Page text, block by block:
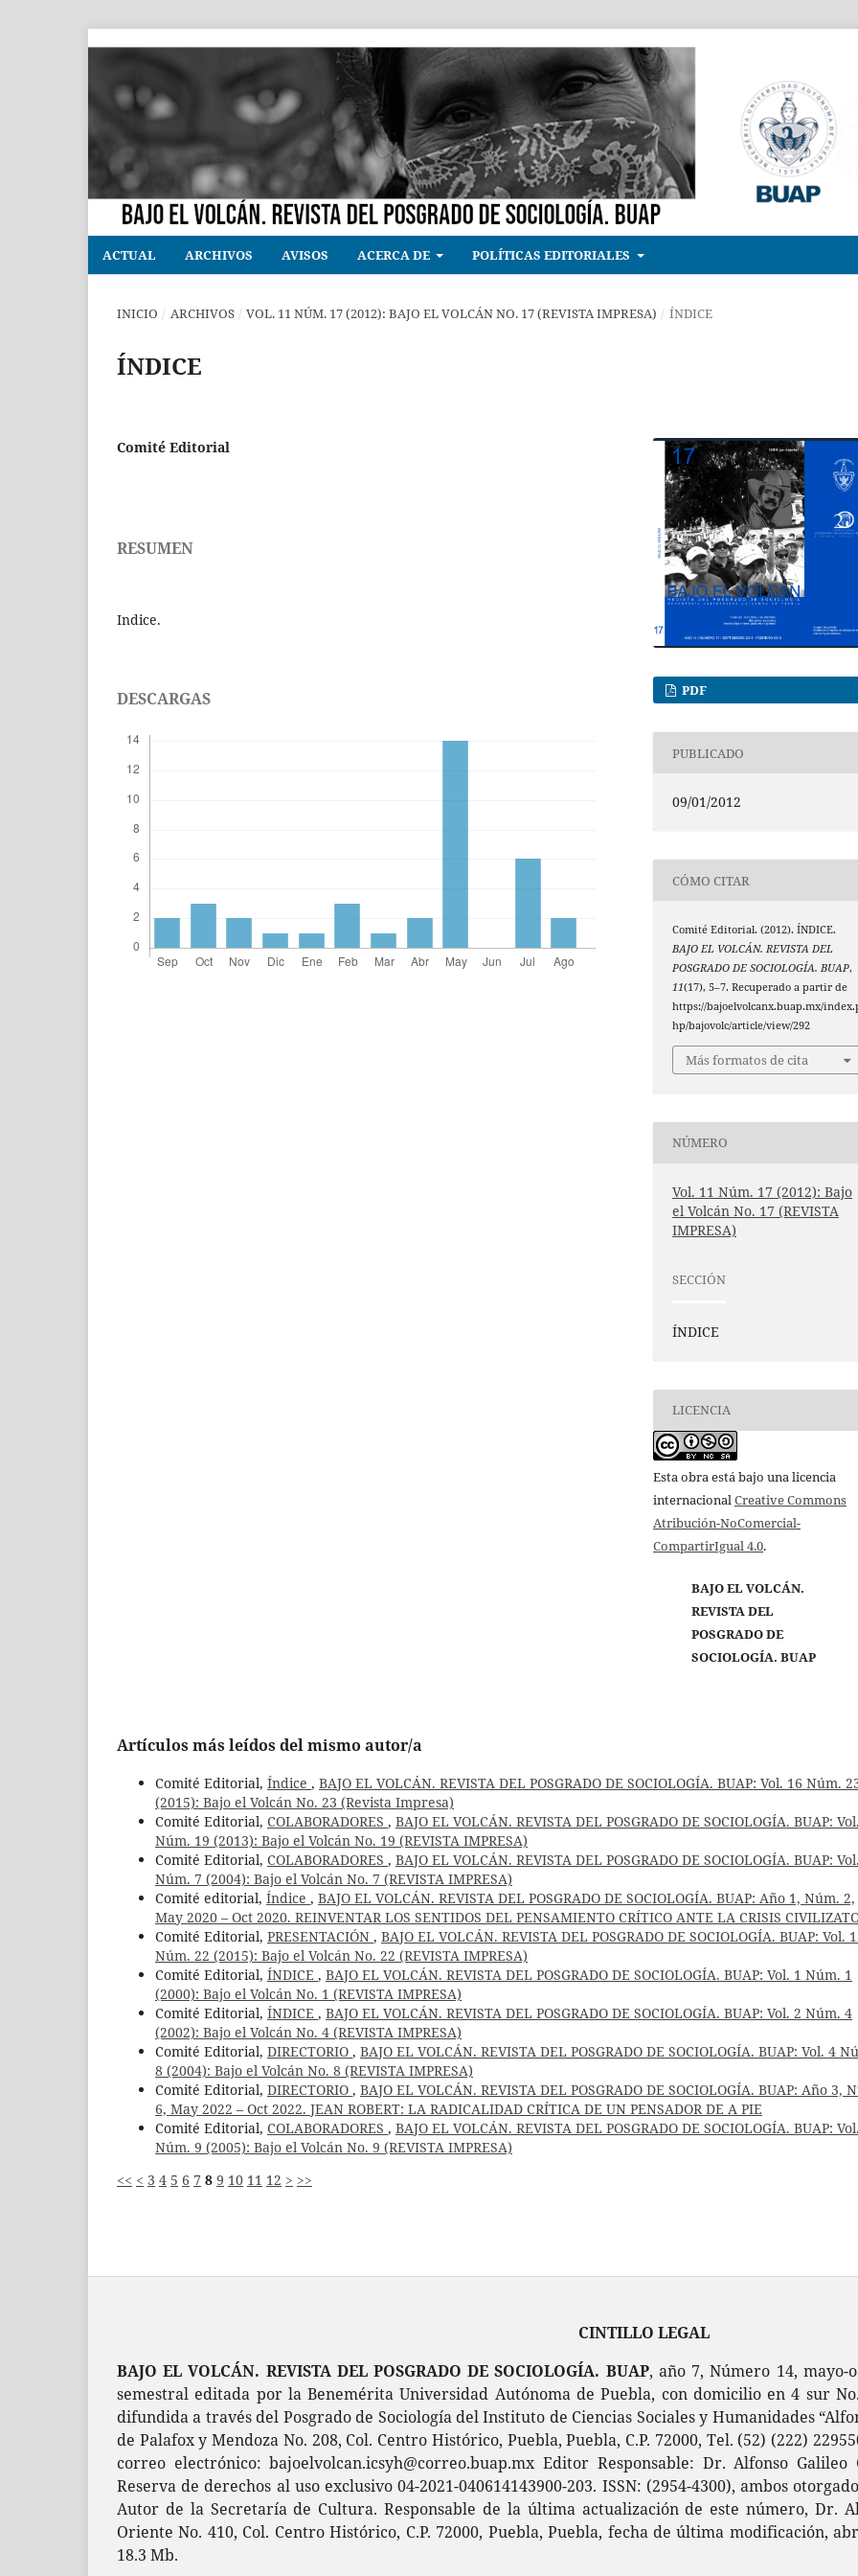
ACTUAL ARCHIVOS AVISOS ACERCA DE POLÍTICAS EDITORIALES
INICIO / ARCHIVOS / VOL. 11 NÚM. 17 (2012): BAJO EL VOLCÁN NO. 17 (REVISTA IMPRESA) / ÍNDICE
ÍNDICE
Comité Editorial
RESUMEN
Indice.
DESCARGAS PDF
PUBLICADO
09/01/2012
CÓMO CITAR
Comité Editorial. (2012). ÍNDICE.
BAJO EL VOLCÁN. REVISTA DEL
POSGRADO DE SOCIOLOGÍA. BUAP,
11(17), 5–7. Recuperado a partir de
https://bajoelvolcanx.buap.mx/
hp/bajovolc/article/view/292
Más formatos de cita
NÚMERO
Vol. 11 Núm. 17 (2012): Bajo
el Volcán No. 17 (REVISTA
IMPRESA)
SECCIÓN
ÍNDICE
LICENCIA
Esta obra está bajo una licencia
internacionalCreative Commons
Atribución-NoComercial-
CompartirIgual 4.0.
BAJO EL VOLCÁN.
REVISTA DEL
POSGRADO DE
SOCIOLOGÍA. BUAP
Artículos más leídos del mismo autor/a
Comité Editorial, Índice , BAJO EL VOLCÁN. REVISTA DEL POSGRADO DE SOCIOLOGÍA. BUAP: Vol. 16 Núm.
(2015): Bajo el Volcán No. 23 (Revista Impresa)
Comité Editorial, COLABORADORES , BAJO EL VOLCÁN. REVISTA DEL POSGRADO DE SOCIOLOGÍA. BUAP:
Núm. 19 (2013): Bajo el Volcán No. 19 (REVISTA IMPRESA)
Comité Editorial, COLABORADORES , BAJO EL VOLCÁN. REVISTA DEL POSGRADO DE SOCIOLOGÍA. BUAP:
Núm. 7 (2004): Bajo el Volcán No. 7 (REVISTA IMPRESA)
Comité editorial, Índice , BAJO EL VOLCÁN. REVISTA DEL POSGRADO DE SOCIOLOGÍA. BUAP: Año 1, Núm. 2,
May 2020 – Oct 2020. REINVENTAR LOS SENTIDOS DEL PENSAMIENTO CRÍTICO ANTE LA CRISIS
Comité Editorial, PRESENTACIÓN , BAJO EL VOLCÁN. REVISTA DEL POSGRADO DE SOCIOLOGÍA. BUAP: Vol.
Núm. 22 (2015): Bajo el Volcán No. 22 (REVISTA IMPRESA)
Comité Editorial, ÍNDICE , BAJO EL VOLCÁN. REVISTA DEL POSGRADO DE SOCIOLOGÍA. BUAP: Vol. 1 Núm. 1
(2000): Bajo el Volcán No. 1 (REVISTA IMPRESA)
Comité Editorial, ÍNDICE , BAJO EL VOLCÁN. REVISTA DEL POSGRADO DE SOCIOLOGÍA. BUAP: Vol. 2 Núm. 4
(2002): Bajo el Volcán No. 4 (REVISTA IMPRESA)
Comité Editorial, DIRECTORIO , BAJO EL VOLCÁN. REVISTA DEL POSGRADO DE SOCIOLOGÍA. BUAP: Vol. 4
8 (2004): Bajo el Volcán No. 8 (REVISTA IMPRESA)
Comité Editorial, DIRECTORIO , BAJO EL VOLCÁN. REVISTA DEL POSGRADO DE SOCIOLOGÍA. BUAP: Año 3,
6, May 2022 – Oct 2022. JEAN ROBERT: LA RADICALIDAD CRÍTICA DE UN PENSADOR DE A PIE
Comité Editorial, COLABORADORES , BAJO EL VOLCÁN. REVISTA DEL POSGRADO DE SOCIOLOGÍA. BUAP:
Núm. 9 (2005): Bajo el Volcán No. 9 (REVISTA IMPRESA)
<< < 3 4 5 6 7 8 9 10 11 12 > >>
CINTILLO LEGAL
BAJO EL VOLCÁN. REVISTA DEL POSGRADO DE SOCIOLOGÍA. BUAP, año 7, Número 14,
semestral editada por la Benemérita Universidad Autónoma de Puebla, con domicilio en 4 sur No.
difundida a través del Posgrado de Sociología del Instituto de Ciencias Sociales y Humanidades
de Palafox y Mendoza No. 208, Col. Centro Histórico, Puebla, Puebla, C.P. 72000, Tel. (52) (222)
correo electrónico: bajoelvolcan.icsyh@correo.buap.mx Editor Responsable: Dr. Alfonso Galileo
Reserva de derechos al uso exclusivo 04-2021-040614143900-203. ISSN: (2954-4300), ambos
Autor de la Secretaría de Cultura. Responsable de la última actualización de este número, Dr.
Oriente No. 410, Col. Centro Histórico, C.P. 72000, Puebla, Puebla, fecha de última modificación,
18.3 Mb.